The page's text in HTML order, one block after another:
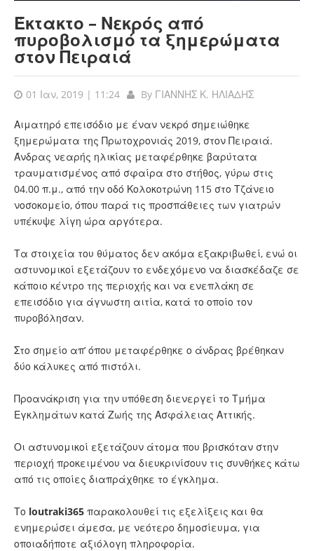
Έκτακτο – Νεκρός από
πυροβολισμό τα ξημερώματα
στον Πειραιά
01 Ιαν, 2019 | 11:24 By ΓΙΑΝΝΗΣ Κ. ΗΛΙΑΔΗΣ
Αιματηρό επεισόδιο με έναν νεκρό σημειώθηκε
ξημερώματα της Πρωτοχρονιάς 2019, στον Πειραιά.
Άνδρας νεαρής ηλικίας μεταφέρθηκε βαρύτατα
τραυματισμένος από σφαίρα στο στήθος, γύρω στις
04.00 π.μ., από την οδό Κολοκοτρώνη 115 στο Τζάνειο
νοσοκομείο, όπου παρά τις προσπάθειες των γιατρών
υπέκυψε λίγη ώρα αργότερα.
Τα στοιχεία του θύματος δεν ακόμα εξακριβωθεί, ενώ οι
αστυνομικοί εξετάζουν το ενδεχόμενο να διασκέδαζε σε
κάποιο κέντρο της περιοχής και να ενεπλάκη σε
επεισόδιο για άγνωστη αιτία, κατά το οποίο τον
πυροβόλησαν.
Στο σημείο απ’ όπου μεταφέρθηκε ο άνδρας βρέθηκαν
δύο κάλυκες από πιστόλι.
Προανάκριση για την υπόθεση διενεργεί το Τμήμα
Εγκλημάτων κατά Ζωής της Ασφάλειας Αττικής.
Οι αστυνομικοί εξετάζουν άτομα που βρισκόταν στην
περιοχή προκειμένου να διευκρινίσουν τις συνθήκες κάτω
από τις οποίες διαπράχθηκε το έγκλημα.
Το loutraki365 παρακολουθεί τις εξελίξεις και θα
ενημερώσει άμεσα, με νεότερο δημοσίευμα, για
οποιαδήποτε αξιόλογη πληροφορία.